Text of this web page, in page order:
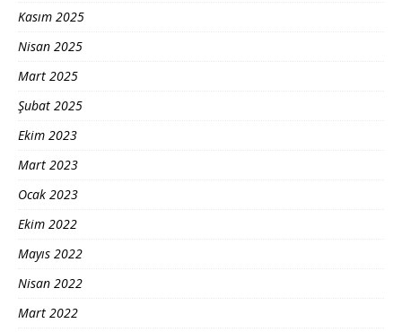
Kasım 2025
Nisan 2025
Mart 2025
Şubat 2025
Ekim 2023
Mart 2023
Ocak 2023
Ekim 2022
Mayıs 2022
Nisan 2022
Mart 2022